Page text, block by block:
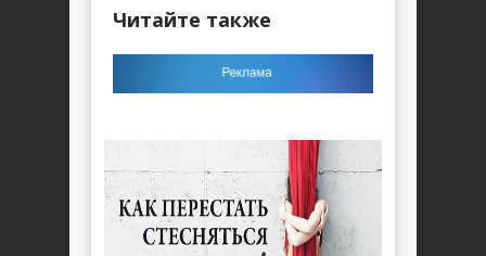
Читайте также